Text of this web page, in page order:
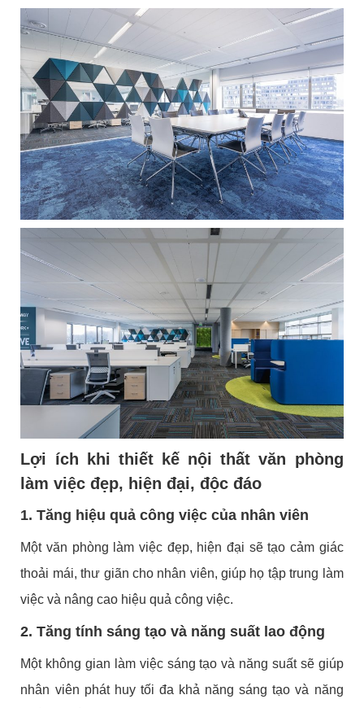
Lợi ích khi thiết kế nội thất văn phòng
làm việc đẹp, hiện đại, độc đáo
1. Tăng hiệu quả công việc của nhân viên
Một văn phòng làm việc đẹp, hiện đại sẽ tạo cảm giác
thoải mái, thư giãn cho nhân viên, giúp họ tập trung làm
việc và nâng cao hiệu quả công việc.
2. Tăng tính sáng tạo và năng suất lao động
Một không gian làm việc sáng tạo và năng suất sẽ giúp
nhân viên phát huy tối đa khả năng sáng tạo và năng